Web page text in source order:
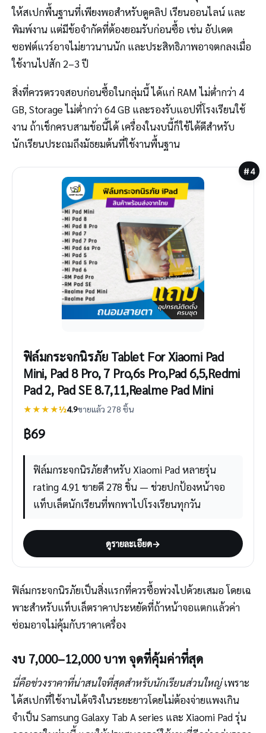
ให้สเปกพื้นฐานที่เพียงพอสำหรับดูคลิป เรียนออนไลน์ และ
พิมพ์งาน แต่มีข้อจำกัดที่ต้องยอมรับก่อนซื้อ เช่น อัปเดต
ซอฟต์แวร์อาจไม่ยาวนานนัก และประสิทธิภาพอาจตกลงเมื่อ
ใช้งานไปสัก 2–3 ปี
สิ่งที่ควรตรวจสอบก่อนซื้อในกลุ่มนี้ ได้แก่ RAM ไม่ต่ำกว่า 4
GB, Storage ไม่ต่ำกว่า 64 GB และรองรับแอปที่โรงเรียนใช้
งาน ถ้าเช็กครบสามข้อนี้ได้ เครื่องในงบนี้ก็ใช้ได้ดีสำหรับ
นักเรียนประถมถึงมัธยมต้นที่ใช้งานพื้นฐาน
#4
ฟิล์มกระจกนิรภัย Tablet For Xiaomi Pad
Mini, Pad 8 Pro, 7 Pro,6s Pro,Pad 6,5,Redmi
Pad 2, Pad SE 8.7,11,Realme Pad Mini
★★★★½4.9ขายแล้ว 278 ชิ้น
฿69
ฟิล์มกระจกนิรภัยสำหรับ Xiaomi Pad หลายรุ่น
rating 4.91 ขายดี 278 ชิ้น — ช่วยปกป้องหน้าจอ
แท็บเล็ตนักเรียนที่พกพาไปโรงเรียนทุกวัน
ดูรายละเอียด→
ฟิล์มกระจกนิรภัยเป็นสิ่งแรกที่ควรซื้อพ่วงไปด้วยเสมอ โดยเฉ
พาะสำหรับแท็บเล็ตราคาประหยัดที่ถ้าหน้าจอแตกแล้วค่า
ซ่อมอาจไม่คุ้มกับราคาเครื่อง
งบ 7,000–12,000 บาท จุดที่คุ้มค่าที่สุด
นี่คือช่วงราคาที่น่าสนใจที่สุดสำหรับนักเรียนส่วนใหญ่เพราะ
ได้สเปกที่ใช้งานได้จริงในระยะยาวโดยไม่ต้องจ่ายแพงเกิน
จำเป็น Samsung Galaxy Tab A series และ Xiaomi Pad รุ่น